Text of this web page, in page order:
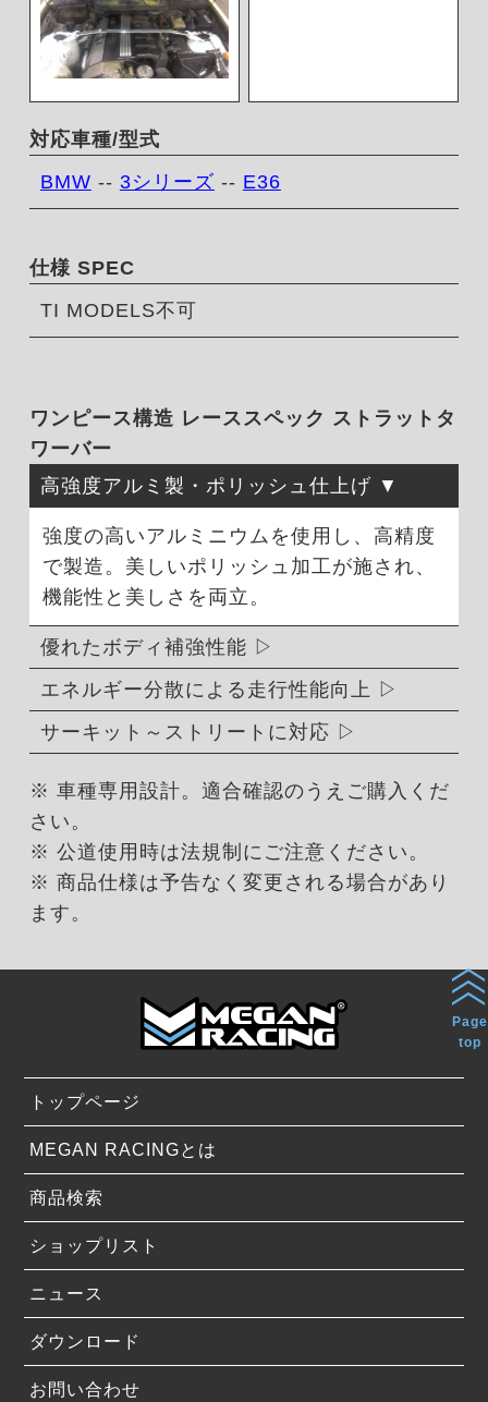
対応車種/型式
BMW -- 3シリーズ -- E36
仕様 SPEC
TI MODELS不可
ワンピース構造 レーススペック ストラットタ
ワーバー
高強度アルミ製・ポリッシュ仕上げ
強度の高いアルミニウムを使用し、高精度
で製造。美しいポリッシュ加工が施され、
機能性と美しさを両立。
優れたボディ補強性能
エネルギー分散による走行性能向上
サーキット～ストリートに対応
※ 車種専用設計。適合確認のうえご購入くだ
さい。
※ 公道使用時は法規制にご注意ください。
※ 商品仕様は予告なく変更される場合があり
ます。
トップページ
MEGAN RACINGとは
商品検索
ショップリスト
ニュース
ダウンロード
お問い合わせ
Page
top